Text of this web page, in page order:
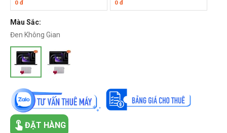
0 đ 0đ
Màu Sắc:
Đen Không Gian
ĐẶT HÀNG